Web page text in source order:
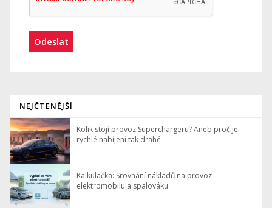
Odeslat
NEJČTENĚJŠÍ
Kolik stojí provoz Superchargeru? Aneb proč je
rychlé nabíjení tak drahé
Kalkulačka: Srovnání nákladů na provoz
elektromobilu a spalováku